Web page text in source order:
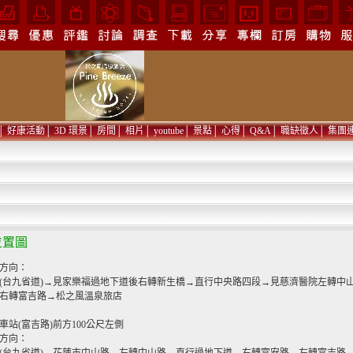
好康活動│3D 環景│房間│相片│youtube│景點│心得│Q&A│職缺徵人│集團
圖
向：
九省道)→見家樂福過地下道後右轉新生橋→直行中央路四段→見慈濟醫院左轉中
轉富吉路→松之風溫泉旅店
站(富吉路)前方100公尺左側
向：